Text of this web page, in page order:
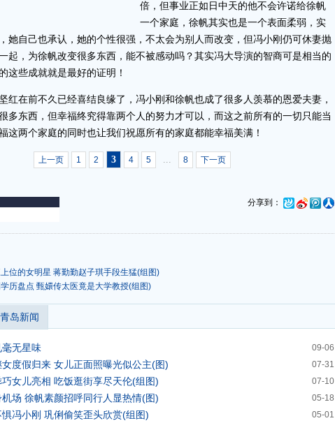
倍，但事业正如日中天的他不会许诺给徐帆
一个家庭，徐帆其实也是一个表面柔弱，实
她自己也承认，她的个性很强，不太会为别人而改变，但冯小刚仍可休妻抛
起，为徐帆改变很多东西，能不被感动吗？其实冯大导演的智商可是相当的
这些成就就是最好的证明！
在前不久已经喜结良缘了，冯小刚和徐帆也成了很多人羡慕的恩爱夫妻，
多东西，但幸福终究得靠两个人的努力才可以，而这之前所有的一切只能当
这两个家庭的同时也让我们祝愿所有的家庭都能幸福美满！
上一页 1 2 3 4 5 ... 8 下一页
分享到：
位的女明星 蒋勤勤赵子琪手段生猛(组图)
历盘点 甄嬛传太医竟是大学教授(组图)
青岛新闻
09-06
无星味
07-31
度假归来 女儿正面照曝光似公主(图)
07-10
女儿亮相 吃饭逛街享尽天伦(组图)
05-18
场 徐帆素颜招呼同行人显热情(图)
05-01
冯小刚 巩俐偷笑歪头欣赏(组图)